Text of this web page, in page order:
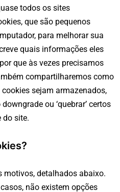
todos os sites
que são pequenos
para melhorar sua
quais informações eles
que às vezes precisamos
compartilharemos como
sejam armazenados,
ou ‘quebrar’ certos
do site.
motivos, detalhados abaixo.
não existem opções